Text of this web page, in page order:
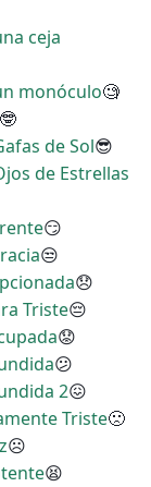
ceja
monóculo🧐
🤓
de Sol😎
de Estrellas
😏
😒
😞
Triste😔
😟
😕
2😖
Triste🙁
☹
😫